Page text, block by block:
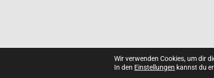
Wir verwenden Cookies, um dir
In den Einstellungen kannst du